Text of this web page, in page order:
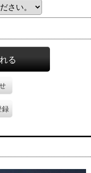
る
録